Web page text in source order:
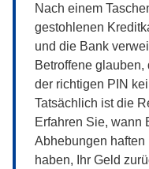
es
für
Nach einem
gestohlenen
und die Bank
Betroffene
der richtigen PIN
Tatsächlich ist die
Erfahren Sie, wann
Abhebungen
haben, Ihr Geld